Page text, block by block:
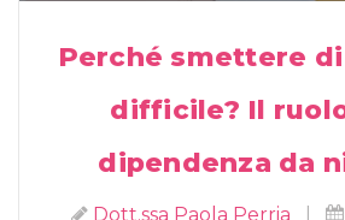
Perché smettere
difficile? Il
dipendenza da
Dott.ssa Paola Perria